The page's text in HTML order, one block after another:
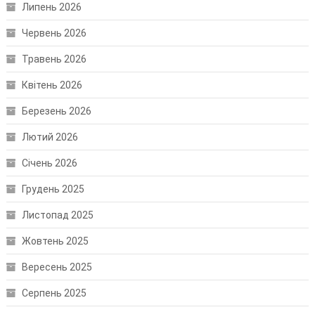
Липень 2026
Червень 2026
Травень 2026
Квітень 2026
Березень 2026
Лютий 2026
Січень 2026
Грудень 2025
Листопад 2025
Жовтень 2025
Вересень 2025
Серпень 2025